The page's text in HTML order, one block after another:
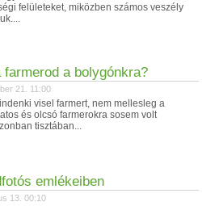
felületeket, miközben számos veszély
a bolygónkra?
21. 11:00
visel farmert, nem mellesleg a
és olcsó farmerokra sosem volt
tisztában...
emlékeiben
13. 00:10